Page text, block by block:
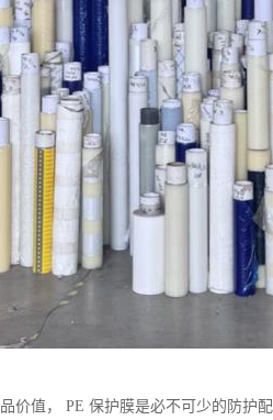
价值， PE 保护膜是必不可少的防护